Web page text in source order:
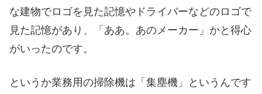
な建物でロゴを見た記憶やドライバーなどのロゴで
見た記憶があり、「ああ。あのメーカー」かと得心
がいったのです。
というか業務用の掃除機は「集塵機」というんです